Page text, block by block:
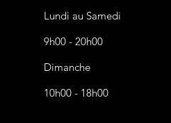
Lundi au Samedi
9h00 - 20h00
Dimanche
10h00 - 18h00